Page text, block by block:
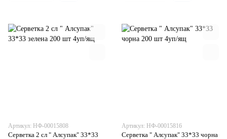
Артикул: НФ-00015808
Серветка 2 сл " Алсупак" 33*33
Артикул: НФ-00015816
Серветка " Алсупак" 33*33 чорна